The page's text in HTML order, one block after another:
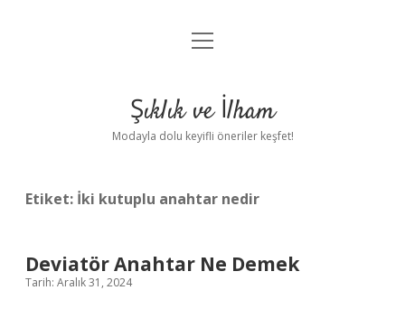
Anasayfa
Yasal Uyarı
menüyü
Şıklık ve İlham
Modayla dolu keyifli öneriler keşfet!
Etiket: İki kutuplu anahtar nedir
Deviatör Anahtar Ne Demek
Tarih: Aralık 31, 2024